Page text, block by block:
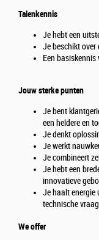
Talenkennis
Je hebt een
Je beschikt over
Een
Jouw sterke punten
Je bent
een heldere en
Je denkt
Je werkt
Je combineert
Je hebt een
innovatieve
Je haalt energie
technische
We offer